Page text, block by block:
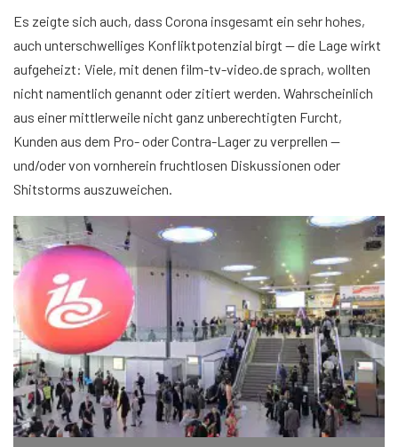
Es zeigte sich auch, dass Corona insgesamt ein sehr hohes,
auch unterschwelliges Konfliktpotenzial birgt — die Lage wirkt
aufgeheizt: Viele, mit denen film-tv-video.de sprach, wollten
nicht namentlich genannt oder zitiert werden. Wahrscheinlich
aus einer mittlerweile nicht ganz unberechtigten Furcht,
Kunden aus dem Pro- oder Contra-Lager zu verprellen —
und/oder von vornherein fruchtlosen Diskussionen oder
Shitstorms auszuweichen.